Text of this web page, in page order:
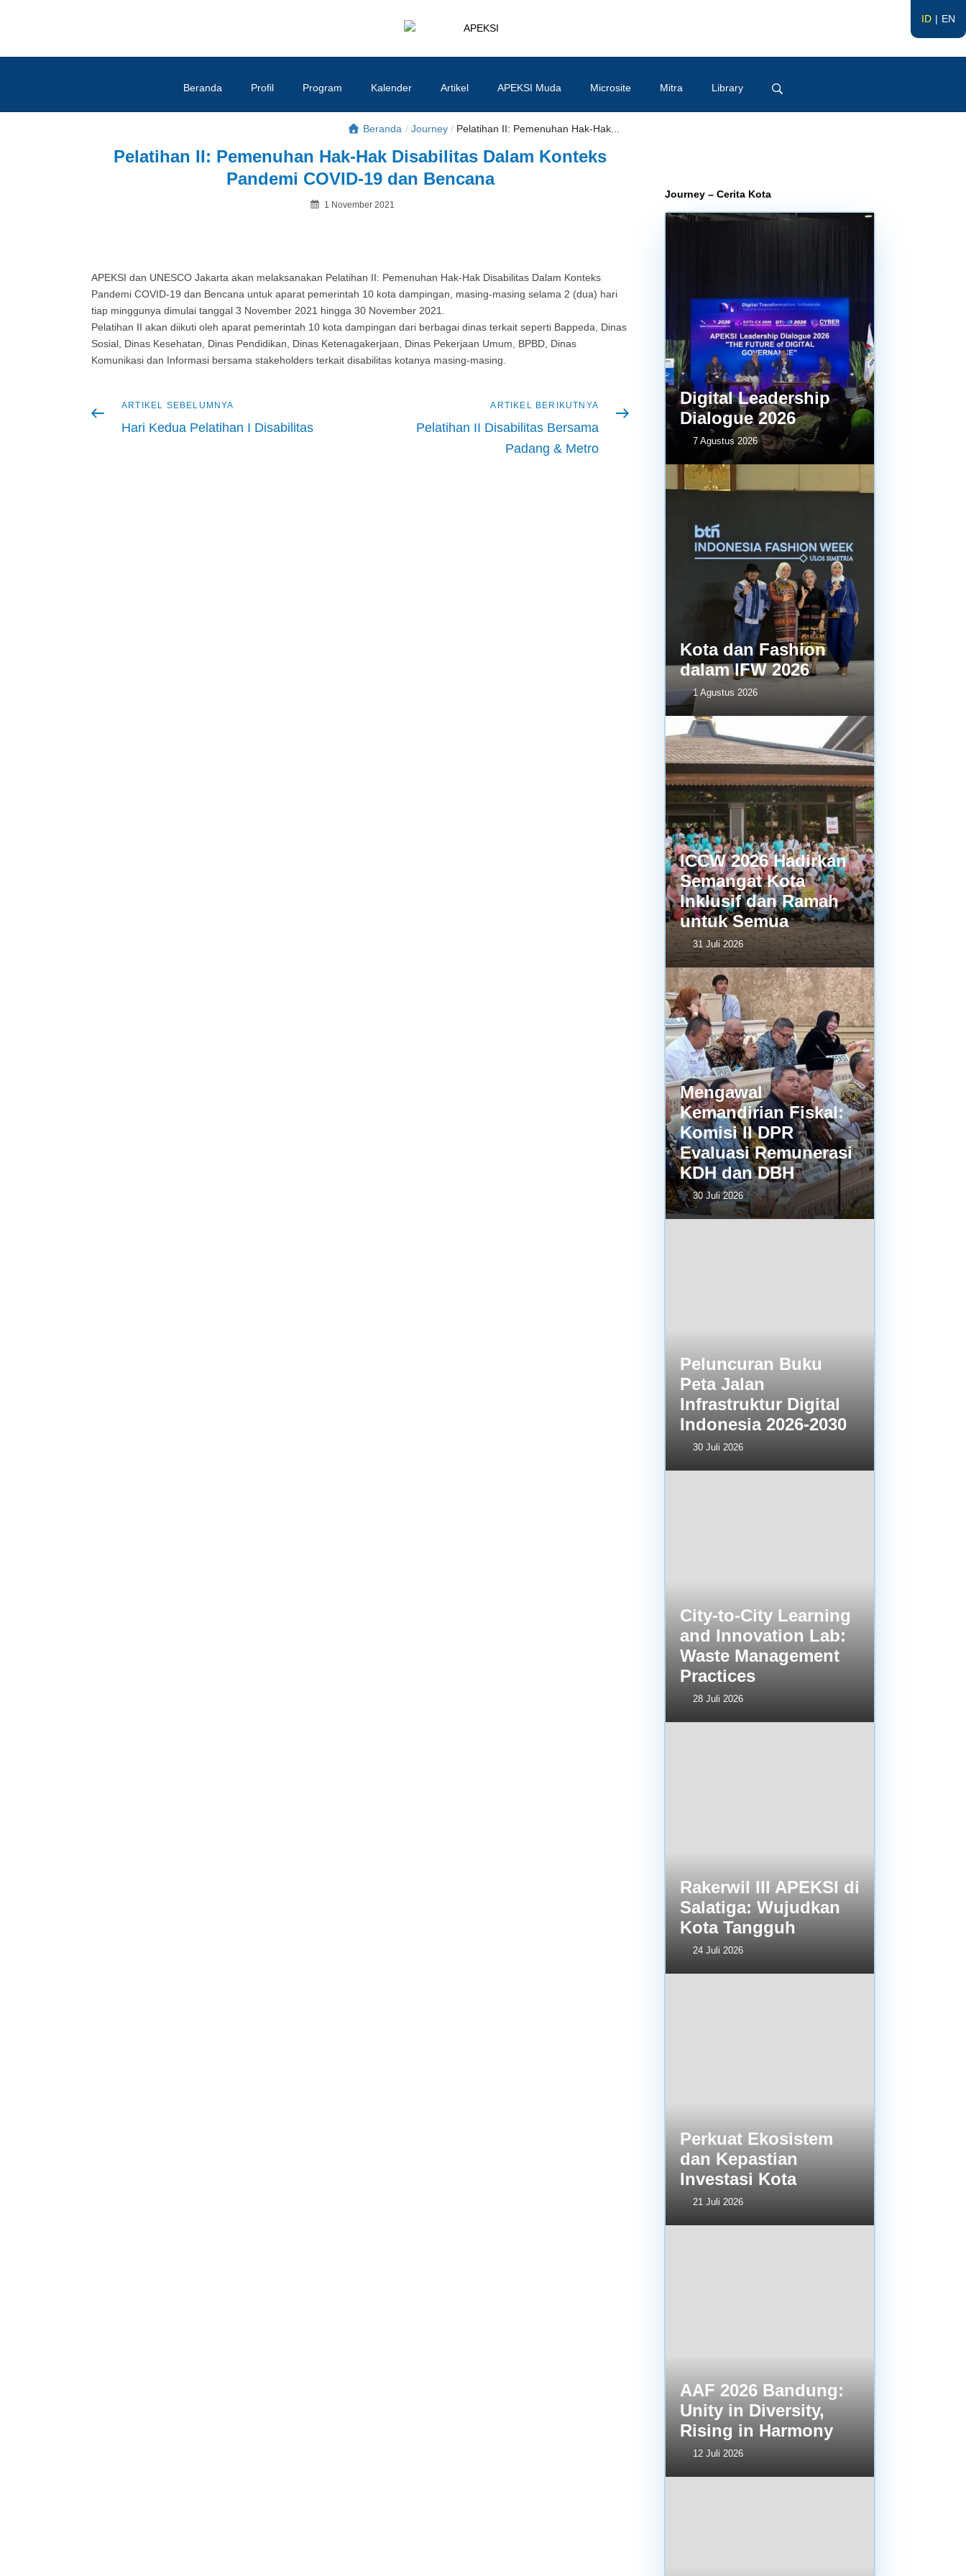
ID EN
APEKSI
Beranda Profil Program Kalender Artikel APEKSI Muda Microsite Mitra Library
Beranda / Journey / Pelatihan II: Pemenuhan Hak-Hak...
Pelatihan II: Pemenuhan Hak-Hak Disabilitas Dalam Konteks
Pandemi COVID-19 dan Bencana
Posted
1 November 2021
APEKSI dan UNESCO Jakarta akan melaksanakan Pelatihan II: Pemenuhan Hak-Hak Disabilitas Dalam Konteks
Pandemi COVID-19 dan Bencana untuk aparat pemerintah 10 kota dampingan, masing-masing selama 2 (dua) hari
tiap minggunya dimulai tanggal 3 November 2021 hingga 30 November 2021.
Pelatihan II akan diikuti oleh aparat pemerintah 10 kota dampingan dari berbagai dinas terkait seperti Bappeda, Dinas
Sosial, Dinas Kesehatan, Dinas Pendidikan, Dinas Ketenagakerjaan, Dinas Pekerjaan Umum, BPBD, Dinas
Komunikasi dan Informasi bersama stakeholders terkait disabilitas kotanya masing-masing.
Navigasi
pos
Artikel
sebelumnya
ARTIKEL SEBELUMNYA
Hari Kedua Pelatihan I Disabilitas
berikutnya
ARTIKEL BERIKUTNYA
Pelatihan II Disabilitas Bersama
Padang & Metro
Journey – Cerita Kota
Digital Leadership
Dialogue 2026
7 Agustus 2026
Kota dan Fashion
dalam IFW 2026
1 Agustus 2026
ICCW 2026 Hadirkan
Semangat Kota
Inklusif dan Ramah
untuk Semua
31 Juli 2026
Mengawal
Kemandirian Fiskal:
Komisi II DPR
Evaluasi Remunerasi
KDH dan DBH
30 Juli 2026
Peluncuran Buku
Peta Jalan
Infrastruktur Digital
Indonesia 2026-2030
30 Juli 2026
City-to-City Learning
and Innovation Lab:
Waste Management
Practices
28 Juli 2026
Rakerwil III APEKSI di
Salatiga: Wujudkan
Kota Tangguh
24 Juli 2026
Perkuat Ekosistem
dan Kepastian
Investasi Kota
21 Juli 2026
AAF 2026 Bandung:
Unity in Diversity,
Rising in Harmony
12 Juli 2026